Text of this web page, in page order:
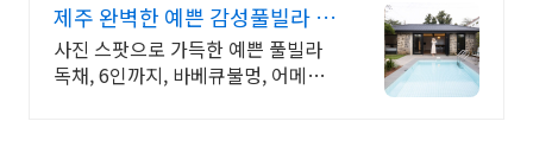
제주 완벽한 예쁜 감성풀빌라 대
문을 여는 순간 예쁨 가득
사진 스팟으로 가득한 예쁜 풀빌라
독채, 6인까지, 바베큐불멍, 어메니